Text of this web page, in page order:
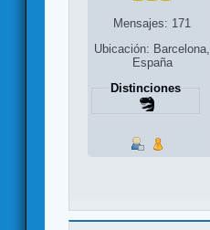
Mensajes: 171
Ubicación: Barcelona,
España
Distinciones